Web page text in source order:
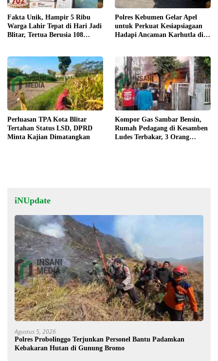
Fakta Unik, Hampir 5 Ribu
Warga Lahir Tepat di Hari Jadi
Blitar, Tertua Berusia 108
Polres Kebumen Gelar Apel
untuk Perkuat Kesiapsiagaan
Hadapi Ancaman Karhutla di
Perluasan TPA Kota Blitar
Tertahan Status LSD, DPRD
Minta Kajian Dimatangkan
Kompor Gas Sambar Bensin,
Rumah Pedagang di Kesamben
Ludes Terbakar, 3 Orang
iNUpdate
Agustus 5, 2026
Polres Probolinggo Terjunkan Personel Bantu Padamkan
Kebakaran Hutan di Gunung Bromo